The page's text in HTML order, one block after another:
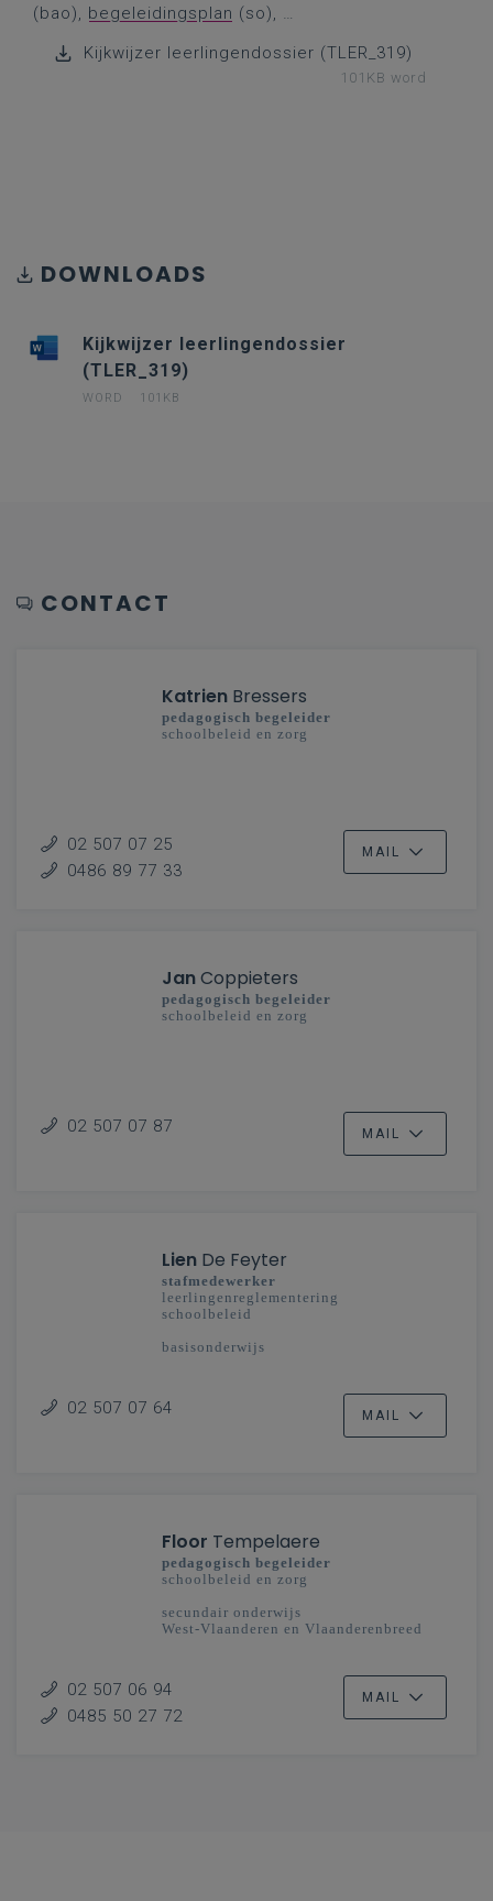
(bao), begeleidingsplan (so), …
Kijkwijzer leerlingendossier (TLER_319)
101KB word
DOWNLOADS
Kijkwijzer leerlingendossier
(TLER_319)
WORD 101KB
CONTACT
Katrien Bressers
pedagogisch begeleider
schoolbeleid en zorg
02 507 07 25
0486 89 77 33
MAIL
JanCoppieters
pedagogisch begeleider
schoolbeleid en zorg
02 507 07 87 MAIL
Lien De Feyter
stafmedewerker
leerlingenreglementering
schoolbeleid
basisonderwijs
02 507 07 64 MAIL
Floor Tempelaere
pedagogisch begeleider
schoolbeleid en zorg
secundair onderwijs
West-Vlaanderen en Vlaanderenbreed
02 507 06 94
0485 50 27 72
MAIL